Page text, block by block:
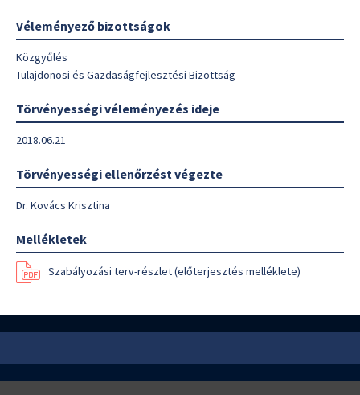
Véleményező bizottságok
Közgyűlés
Tulajdonosi és Gazdaságfejlesztési Bizottság
Törvényességi véleményezés ideje
2018.06.21
Törvényességi ellenőrzést végezte
Dr. Kovács Krisztina
Mellékletek
Szabályozási terv-részlet (előterjesztés melléklete)